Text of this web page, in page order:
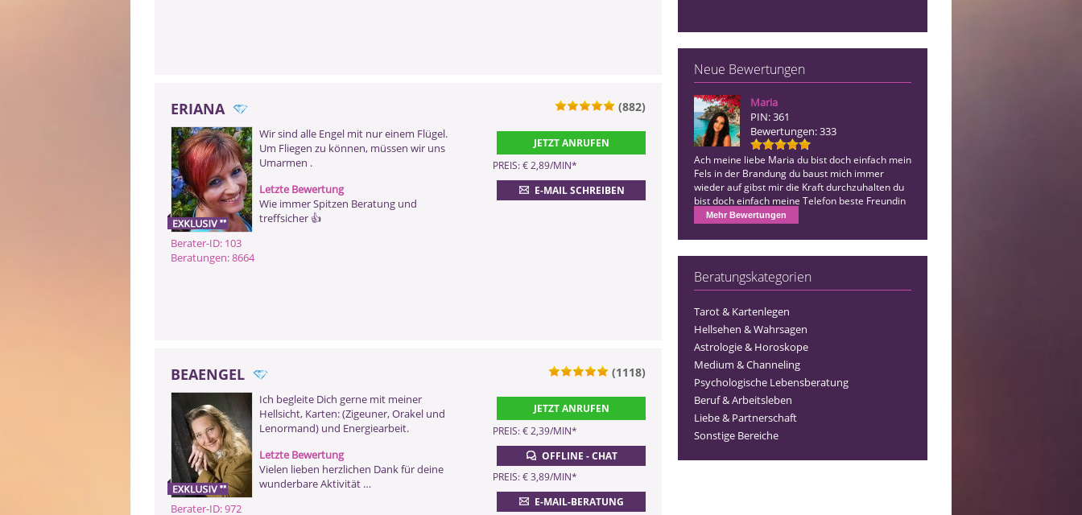
Neue Bewertungen
Maria
PIN: 361
Bewertungen: 333
Ach meine liebe Maria du bist doch einfach mein
Fels in der Brandung du baust mich immer
wieder auf gibst mir die Kraft durchzuhalten du
bist doch einfach meine Telefon beste Freundin
danke für alles…
Mehr Bewertungen
Beratungskategorien
Tarot & Kartenlegen
Hellsehen & Wahrsagen
Astrologie & Horoskope
Medium & Channeling
Psychologische Lebensberatung
Beruf & Arbeitsleben
Liebe & Partnerschaft
Sonstige Bereiche
ERIANA (882)
Berater-ID: 103
Beratungen: 8664
JETZT ANRUFEN
PREIS: € 2,89/MIN*
E-MAIL SCHREIBEN
ZURÜCK
Wir sind alle Engel mit nur einem Flügel.
Um Fliegen zu können, müssen wir uns
Umarmen .
Letzte Bewertung
Wie immer Spitzen Beratung und
treffsicher 👍
BEAENGEL (1118)
Berater-ID: 972
JETZT ANRUFEN
PREIS: € 2,39/MIN*
OFFLINE - CHAT
PREIS: € 3,89/MIN*
E-MAIL-BERATUNG
0900 899 44 55 - 972
(2,99 €/Min)
0900 52 82 58 - 972
(2,17 €/Min ggf. abweichend aus dem
Mobilfunk)
0901 52 82 58
(Dieser Anruf kostet Sie 2,50
CHF pro Minute)
Ich begleite Dich gerne mit meiner
Hellsicht, Karten: (Zigeuner, Orakel und
Lenormand) und Energiearbeit.
Letzte Bewertung
Vielen lieben herzlichen Dank für deine
wunderbare Aktivität …